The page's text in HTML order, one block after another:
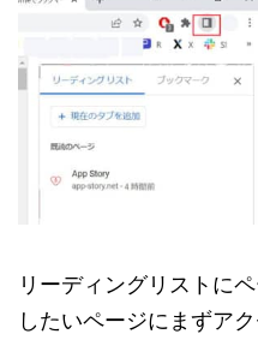
リーディングリストに
したいページにまずア